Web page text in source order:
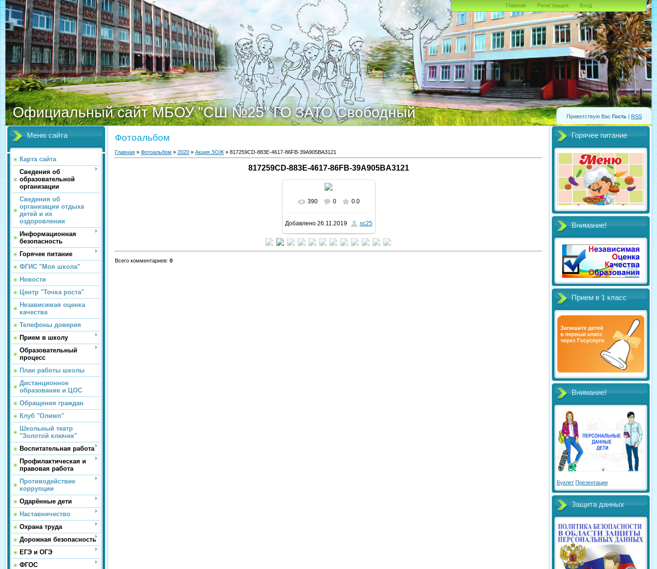
Приветствую Вас Гость | RSS
Официальный сайт МБОУ "СШ №25" ГО ЗАТО Свободный
Главная Регистрация Вход
Меню сайта
Карта сайта
Сведения об
образовательной
организации
Сведения об
организации отдыха
детей и их
оздоровлении
Информационная
безопасность
Горячее питание
ФГИС "Моя школа"
Новости
Центр "Точка роста"
Независимая оценка
качества
Телефоны доверия
Прием в школу
Образовательный
процесс
План работы школы
Дистанционное
образование и ЦОС
Обращения граждан
Клуб "Олимп"
Школьный театр
"Золотой ключик"
Воспитательная работа
Профилактическая и
правовая работа
Противодействие
коррупции
Одарённые дети
Наставничество
Охрана труда
Дорожная безопасность
ЕГЭ и ОГЭ
ФГОС
Фотоальбом
Главная » Фотоальбом » 2020 » Акция ЗОЖ » 817259CD-883E-4617-86FB-39A905BA3121
817259CD-883E-4617-86FB-39A905BA3121
В реальном размере
768x1024/ 69.8Kb
390 0 0.0
Добавлено26.11.2019 sc25
Всего комментариев: 0
Горячее питание
Внимание!
Прием в 1 класс
Внимание!
Буклет Презентации
Защита данных